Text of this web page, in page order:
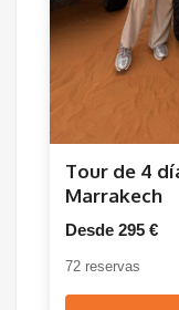
Tour de 4
Marrakech
Desde 295 €
72 reservas